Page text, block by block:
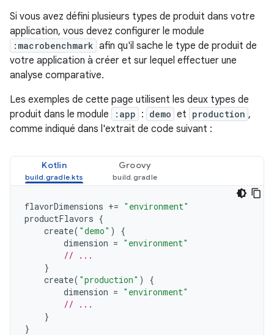
Si vous avez défini plusieurs types de produit dans votre
application, vous devez configurer le module
:macrobenchmark afin qu'il sache le type de produit de
votre application à créer et sur lequel effectuer une
analyse comparative.
Les exemples de cette page utilisent les deux types de
produit dans le module
:app : demo et production ,
comme indiqué dans l'extrait de code suivant :
Kotlin Groovy
flavorDimensions += "environment"
productFlavors {
create( "demo" )
{
dimension = "environment"
// ...
}
create( "production" )
{
dimension = "environment"
// ...
}
}